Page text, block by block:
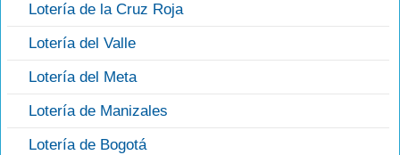
Lotería de la Cruz Roja
Lotería del Valle
Lotería del Meta
Lotería de Manizales
Lotería de Bogotá